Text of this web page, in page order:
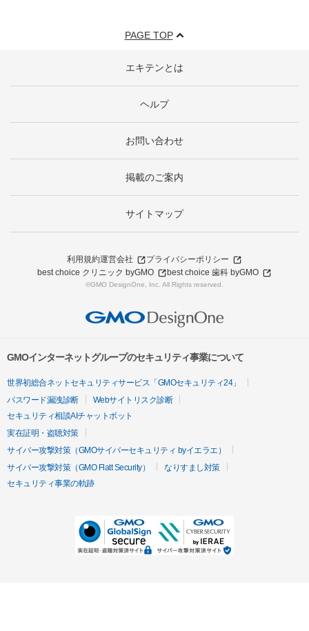
PAGE TOP
エキテンとは
ヘルプ
お問い合わせ
掲載のご案内
サイトマップ
利用規約運営会社
プライバシーポリシー
best choice クリニック byGMO
best choice 歯科 byGMO
©GMO DesignOne, Inc. All Rights reserved.
GMOインターネットグループのセキュリティ事業について
世界初総合ネットセキュリティサービス「GMOセキュリティ24」
パスワード漏洩診断
Webサイトリスク診断
セキュリティ相談AIチャットボット
実在証明・盗聴対策
サイバー攻撃対策（GMOサイバーセキュリティ byイエラエ）
サイバー攻撃対策（GMO Flatt Security）
なりすまし対策
セキュリティ事業の軌跡